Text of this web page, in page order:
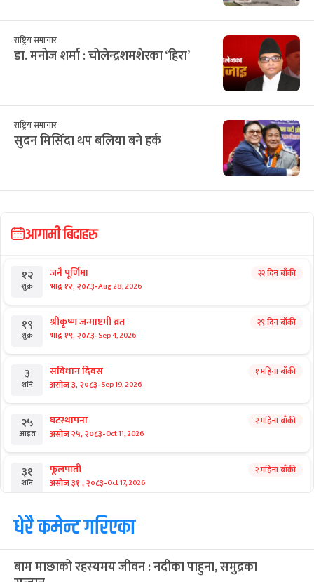
राष्ट्रिय समाचार
डा. मनोज शर्मा : चोलेन्द्रशमशेरका ‘हिरा’
राष्ट्रिय समाचार
सुदन मिसिंदा थप बलिया बने हर्क
आगामी बिदाहरु
१२
शुक्र
जनै पूर्णिमा
भाद्र १२, २०८३-Aug 28, 2026
२२ दिन बाँकी
१९
शुक्र
श्रीकृष्ण जन्माष्टमी व्रत
भाद्र १९, २०८३-Sep 4, 2026
२९ दिन बाँकी
३
शनि
संविधान दिवस
असोज ३, २०८३-Sep 19, 2026
१ महिना बाँकी
२५
आइत
घटस्थापना
असोज २५, २०८३-Oct 11, 2026
२ महिना बाँकी
३१
शनि
फूलपाती
असोज ३१ , २०८३-Oct 17, 2026
२ महिना बाँकी
१
आइत
कार्तिक सङ्क्रान्ति
कार्तिक १, २०८३-Oct 18, 2026
३ महानवमी २ महिना बाँकी
धेरै कमेन्ट गरिएका
बाम माछाको रहस्यमय जीवन : नदीका पाहुना, समुद्रका